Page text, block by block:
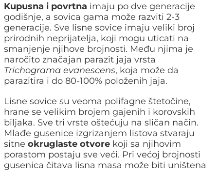
Kupusna i povrtna imaju po dve generacije
godišnje, a sovica gama može razviti 2-3
generacije. Sve lisne sovice imaju veliki broj
prirodnih neprijatelja, koji mogu uticati na
smanjenje njihove brojnosti. Među njima je
naročito značajan parazit jaja vrsta
Trichograma evanescens, koja može da
parazitira i do 80-100% položenih jaja.
Lisne sovice su veoma polifagne štetočine,
hrane se velikim brojem gajenih i korovskih
biljaka. Sve tri vrste oštećuju na sličan način.
Mlađe gusenice izgrizanjem listova stvaraju
sitne okruglaste otvore koji sa njihovim
porastom postaju sve veći. Pri većoj brojnosti
gusenica čitava lisna masa može biti uništena